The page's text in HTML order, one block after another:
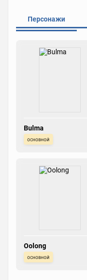
Персонажи
Bulma
основной
Oolong
основной